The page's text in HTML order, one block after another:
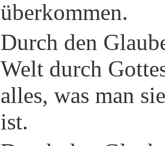
überkommen.
Durch den
Welt durch
alles, was man
ist.